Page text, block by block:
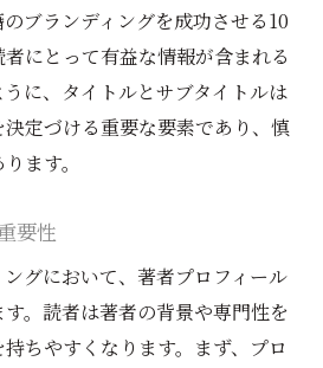
ブランディングを成功させる10
にとって有益な情報が含まれる
に、タイトルとサブタイトルは
定づける重要な要素であり、慎
ます。
要性
グにおいて、著者プロフィール
。読者は著者の背景や専門性を
ちやすくなります。まず、プロ